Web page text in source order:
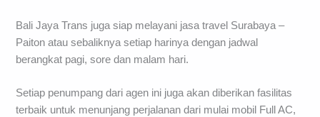
Bali Jaya Trans juga siap melayani jasa travel Surabaya –
Paiton atau sebaliknya setiap harinya dengan jadwal
berangkat pagi, sore dan malam hari.
Setiap penumpang dari agen ini juga akan diberikan fasilitas
terbaik untuk menunjang perjalanan dari mulai mobil Full AC,